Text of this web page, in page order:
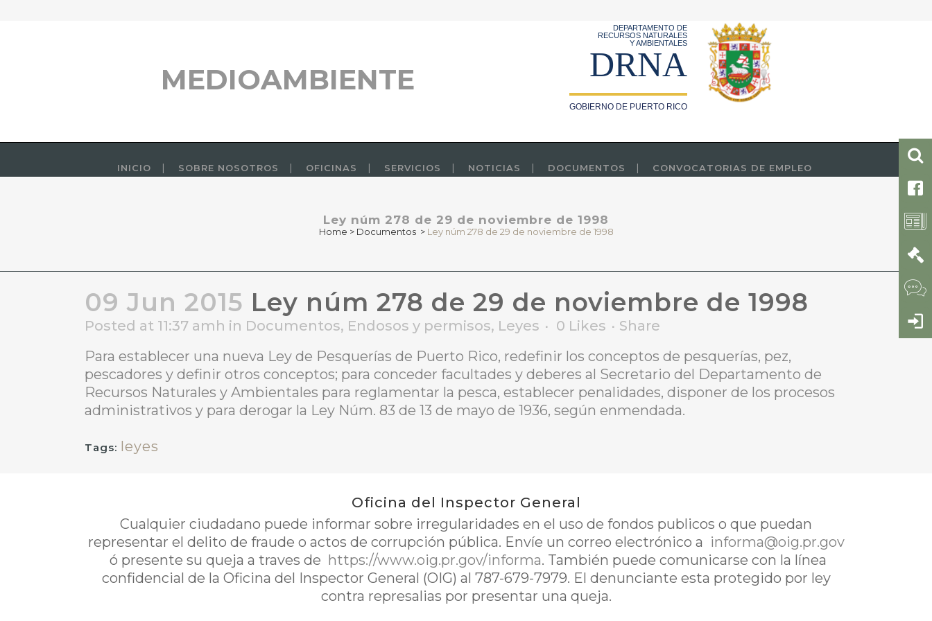
MEDIOAMBIENTE
DEPARTAMENTO DE
RECURSOS NATURALES
Y AMBIENTALES
DRNA
GOBIERNO DE PUERTO RICO
INICIO SOBRE NOSOTROS OFICINAS SERVICIOS NOTICIAS DOCUMENTOS CONVOCATORIAS DE EMPLEO
Ley núm 278 de 29 de noviembre de 1998
Home > Documentos > Ley núm 278 de 29 de noviembre de 1998
09 Jun 2015 Ley núm 278 de 29 de noviembre de 1998
Posted at 11:37 amh in Documentos, Endosos y permisos, Leyes 0 Likes
Share
Para establecer una nueva Ley de Pesquerías de Puerto Rico, redefinir los conceptos de pesquerías, pez,
pescadores y definir otros conceptos; para conceder facultades y deberes al Secretario del Departamento de
Recursos Naturales y Ambientales para reglamentar la pesca, establecer penalidades, disponer de los procesos
administrativos y para derogar la Ley Núm. 83 de 13 de mayo de 1936, según enmendada.
Tags: leyes
Oficina del Inspector General
Cualquier ciudadano puede informar sobre irregularidades en el uso de fondos publicos o que puedan
representar el delito de fraude o actos de corrupción pública. Envíe un correo electrónico a informa@oig.pr.gov
ó presente su queja a traves de https://www.oig.pr.gov/informa. También puede comunicarse con la línea
confidencial de la Oficina del Inspector General (OIG) al 787-679-7979. El denunciante esta protegido por ley
contra represalias por presentar una queja.